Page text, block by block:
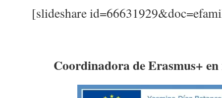
[slideshare
Coordinadora de Erasmus+